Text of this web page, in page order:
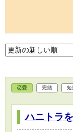
恋愛 完結 短
ハニトラ